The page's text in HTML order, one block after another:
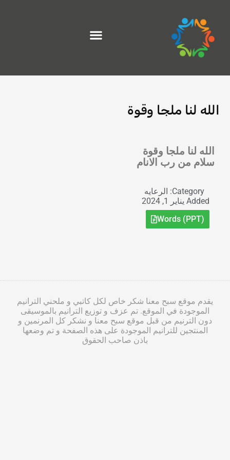
المحتوى
الله لنا ملجا وقوة
الله لنا ملجا وقوة
سلام من رب الانام
Category: الرعايه
Added يناير 1, 2024
Words (PPT)
يقدم موقع سبح معنا شكر خاص لكل كاتبي و ملحني الترانيم
الموجودة في الموقع. تم عزف و توزيع الترانيم بالموسيقى
دون الترنيم من قبل موقع سبح معنا و نشكر كل المرنمين و
المنتجين للترانيم الموجودة على هذه الصفحة و تم وضعها
باذن صاحب الحقوق